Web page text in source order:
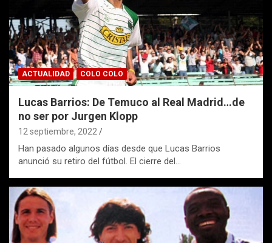
ACTUALIDAD COLO COLO
Lucas Barrios: De Temuco al Real Madrid…de
no ser por Jurgen Klopp
12 septiembre, 2022
Han pasado algunos días desde que Lucas Barrios
anunció su retiro del fútbol. El cierre del…